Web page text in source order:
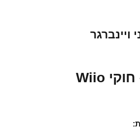
ויינברגר
י"ח תמוז – חוקי Wiio